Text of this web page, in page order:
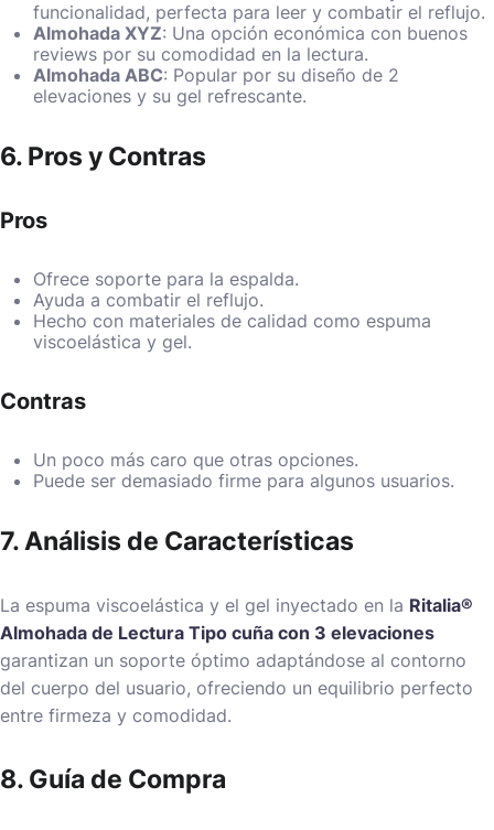
funcionalidad, perfecta para leer y combatir el reflujo.
Almohada XYZ: Una opción económica con buenos
reviews por su comodidad en la lectura.
Almohada ABC: Popular por su diseño de 2
elevaciones y su gel refrescante.
6. Pros y Contras
Pros
Ofrece soporte para la espalda.
Ayuda a combatir el reflujo.
Hecho con materiales de calidad como espuma
viscoelástica y gel.
Contras
Un poco más caro que otras opciones.
Puede ser demasiado firme para algunos usuarios.
7. Análisis de Características
La espuma viscoelástica y el gel inyectado en la Ritalia®
Almohada de Lectura Tipo cuña con 3 elevaciones
garantizan un soporte óptimo adaptándose al contorno
del cuerpo del usuario, ofreciendo un equilibrio perfecto
entre firmeza y comodidad.
8. Guía de Compra